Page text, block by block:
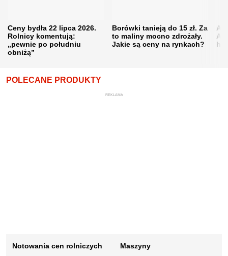
Ceny bydła 22 lipca 2026.
Rolnicy komentują:
„pewnie po południu
obniżą”
Borówki tanieją do 15 zł. Za
to maliny mocno zdrożały.
Jakie są ceny na rynkach?
POLECANE PRODUKTY
REKLAMA
Notowania cen rolniczych
Maszyny